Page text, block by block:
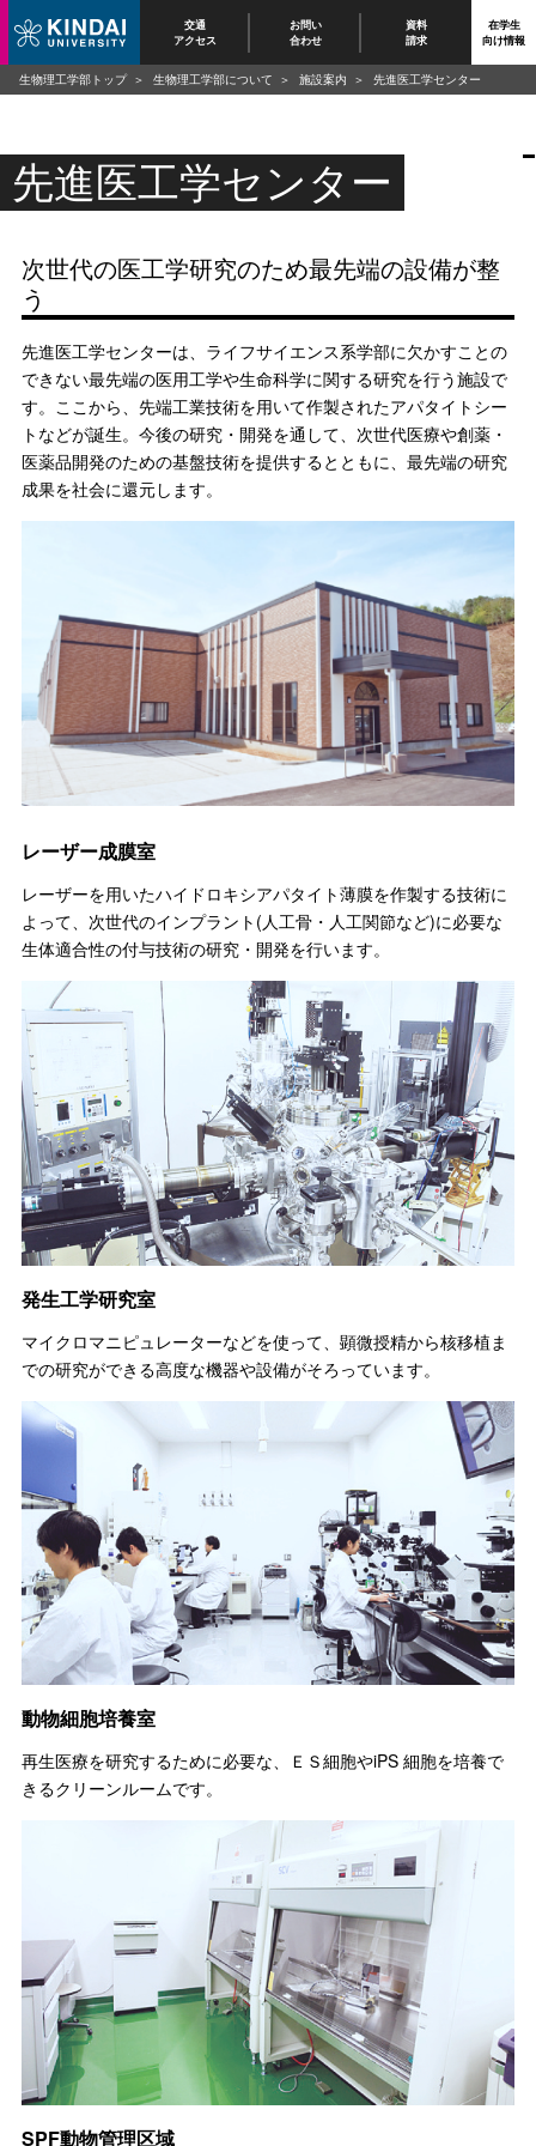
交通
アクセス
お問い
合わせ
資料
請求
在学生
向け情報
先進医工学センター
次世代の医工学研究のため最先端の設備が整
う
先進医工学センターは、ライフサイエンス系学部に欠かすことの
できない最先端の医用工学や生命科学に関する研究を行う施設で
す。ここから、先端工業技術を用いて作製されたアパタイトシー
トなどが誕生。今後の研究・開発を通して、次世代医療や創薬・
医薬品開発のための基盤技術を提供するとともに、最先端の研究
成果を社会に還元します。
レーザー成膜室
レーザーを用いたハイドロキシアパタイト薄膜を作製する技術に
よって、次世代のインプラント(人工骨・人工関節など)に必要な
生体適合性の付与技術の研究・開発を行います。
発生工学研究室
マイクロマニピュレーターなどを使って、顕微授精から核移植ま
での研究ができる高度な機器や設備がそろっています。
動物細胞培養室
再生医療を研究するために必要な、ＥＳ細胞やiPS 細胞を培養で
きるクリーンルームです。
SPF動物管理区域
生物理工学部トップ 生物理工学部について 施設案内 先進医工学センター